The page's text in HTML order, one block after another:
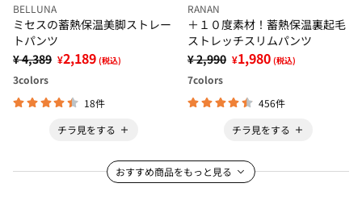
BELLUNA
ミセスの蓄熱保温美脚ストレー
トパンツ
¥ 4,389 ¥2,189 (税込)
3colors
18件
チラ見をする
RANAN
＋１０度素材！蓄熱保温裏起毛
ストレッチスリムパンツ
¥ 2,990 ¥1,980 (税込)
7colors
456件
チラ見をする
おすすめ商品をもっと見る